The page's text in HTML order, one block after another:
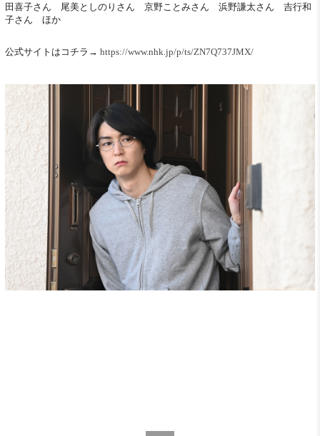
田喜子さん 尾美としのりさん 京野ことみさん 浜野謙太さん 吉行和
子さん ほか
公式サイトはコチラ→ https://www.nhk.jp/p/ts/ZN7Q737JMX/